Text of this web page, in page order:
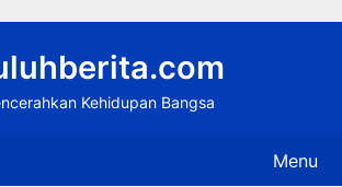
Kehidupan Bangsa
Menu